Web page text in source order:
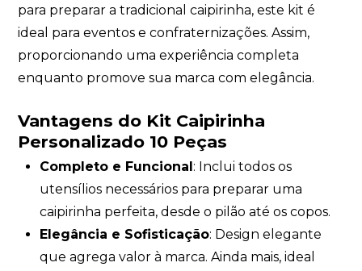
para preparar a tradicional caipirinha, este kit é
ideal para eventos e confraternizações. Assim,
proporcionando uma experiência completa
enquanto promove sua marca com elegância.
Vantagens do Kit Caipirinha
Personalizado 10 Peças
Completo e Funcional : Inclui todos os
utensílios necessários para preparar uma
caipirinha perfeita, desde o pilão até os copos.
Elegância e Sofisticação: Design elegante
que agrega valor à marca. Ainda mais, ideal